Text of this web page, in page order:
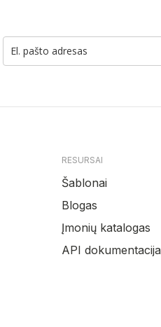
RESURSAI
Šablonai
Blogas
Įmonių katalogas
API dokumentacija